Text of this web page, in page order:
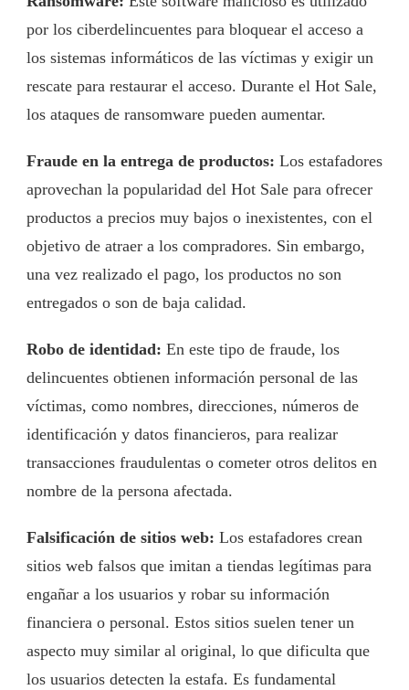
por los ciberdelincuentes para bloquear el acceso a
los sistemas informáticos de las víctimas y exigir un
rescate para restaurar el acceso. Durante el Hot Sale,
los ataques de ransomware pueden aumentar.
Fraude en la entrega de productos: Los estafadores
aprovechan la popularidad del Hot Sale para ofrecer
productos a precios muy bajos o inexistentes, con el
objetivo de atraer a los compradores. Sin embargo,
una vez realizado el pago, los productos no son
entregados o son de baja calidad.
Robo de identidad: En este tipo de fraude, los
delincuentes obtienen información personal de las
víctimas, como nombres, direcciones, números de
identificación y datos financieros, para realizar
transacciones fraudulentas o cometer otros delitos en
nombre de la persona afectada.
Falsificación de sitios web: Los estafadores crean
sitios web falsos que imitan a tiendas legítimas para
engañar a los usuarios y robar su información
financiera o personal. Estos sitios suelen tener un
aspecto muy similar al original, lo que dificulta que
los usuarios detecten la estafa. Es fundamental